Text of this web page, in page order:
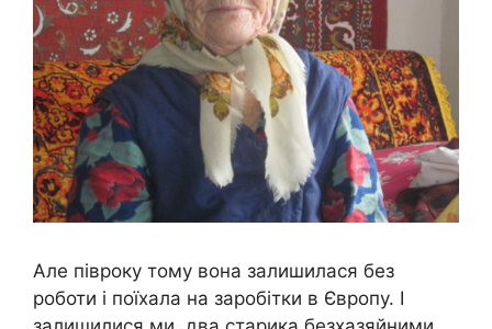
Але півроку тому вона залишилася без
роботи і поїхала на заробітки в Європу. І